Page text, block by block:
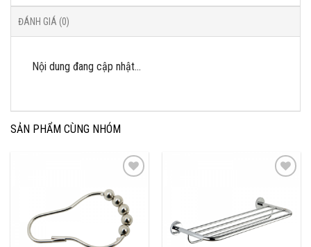
ĐÁNH GIÁ (0)
Nội dung đang cập nhật…
SẢN PHẨM CÙNG NHÓM
Add to
Wishlist
Add to
Wishlist